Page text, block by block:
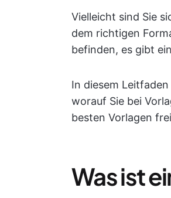
Vielleicht sind Sie
dem richtigen
befinden, es gibt
In diesem
worauf Sie bei
besten Vorlagen
Was ist